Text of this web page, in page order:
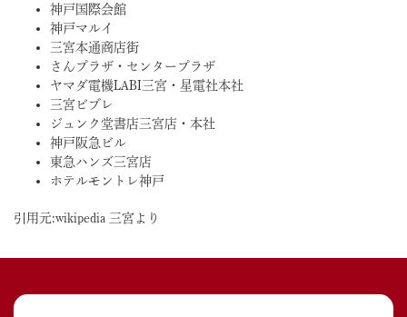
神戸国際会館
神戸マルイ
三宮本通商店街
さんプラザ・センタープラザ
ヤマダ電機LABI三宮・星電社本社
三宮ビブレ
ジュンク堂書店三宮店・本社
神戸阪急ビル
東急ハンズ三宮店
ホテルモントレ神戸
引用元:wikipedia 三宮より